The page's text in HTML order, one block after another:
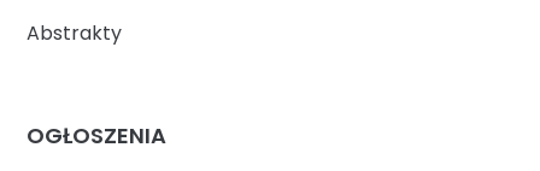
Abstrakty
OGŁOSZENIA